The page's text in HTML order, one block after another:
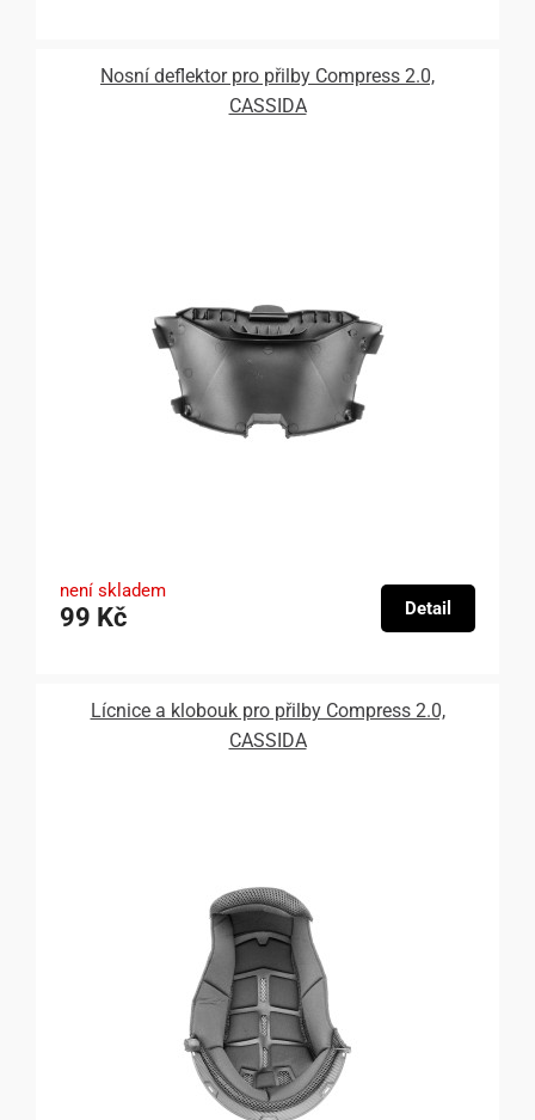
Nosní deflektor pro přilby Compress 2.0,
CASSIDA
není skladem
99 Kč Detail
Lícnice a klobouk pro přilby Compress 2.0,
CASSIDA